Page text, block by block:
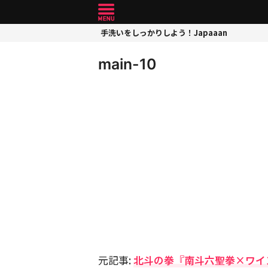
手洗いをしっかりしよう！Japaaan
main-10
元記事:北斗の拳『南斗六聖拳×ワ